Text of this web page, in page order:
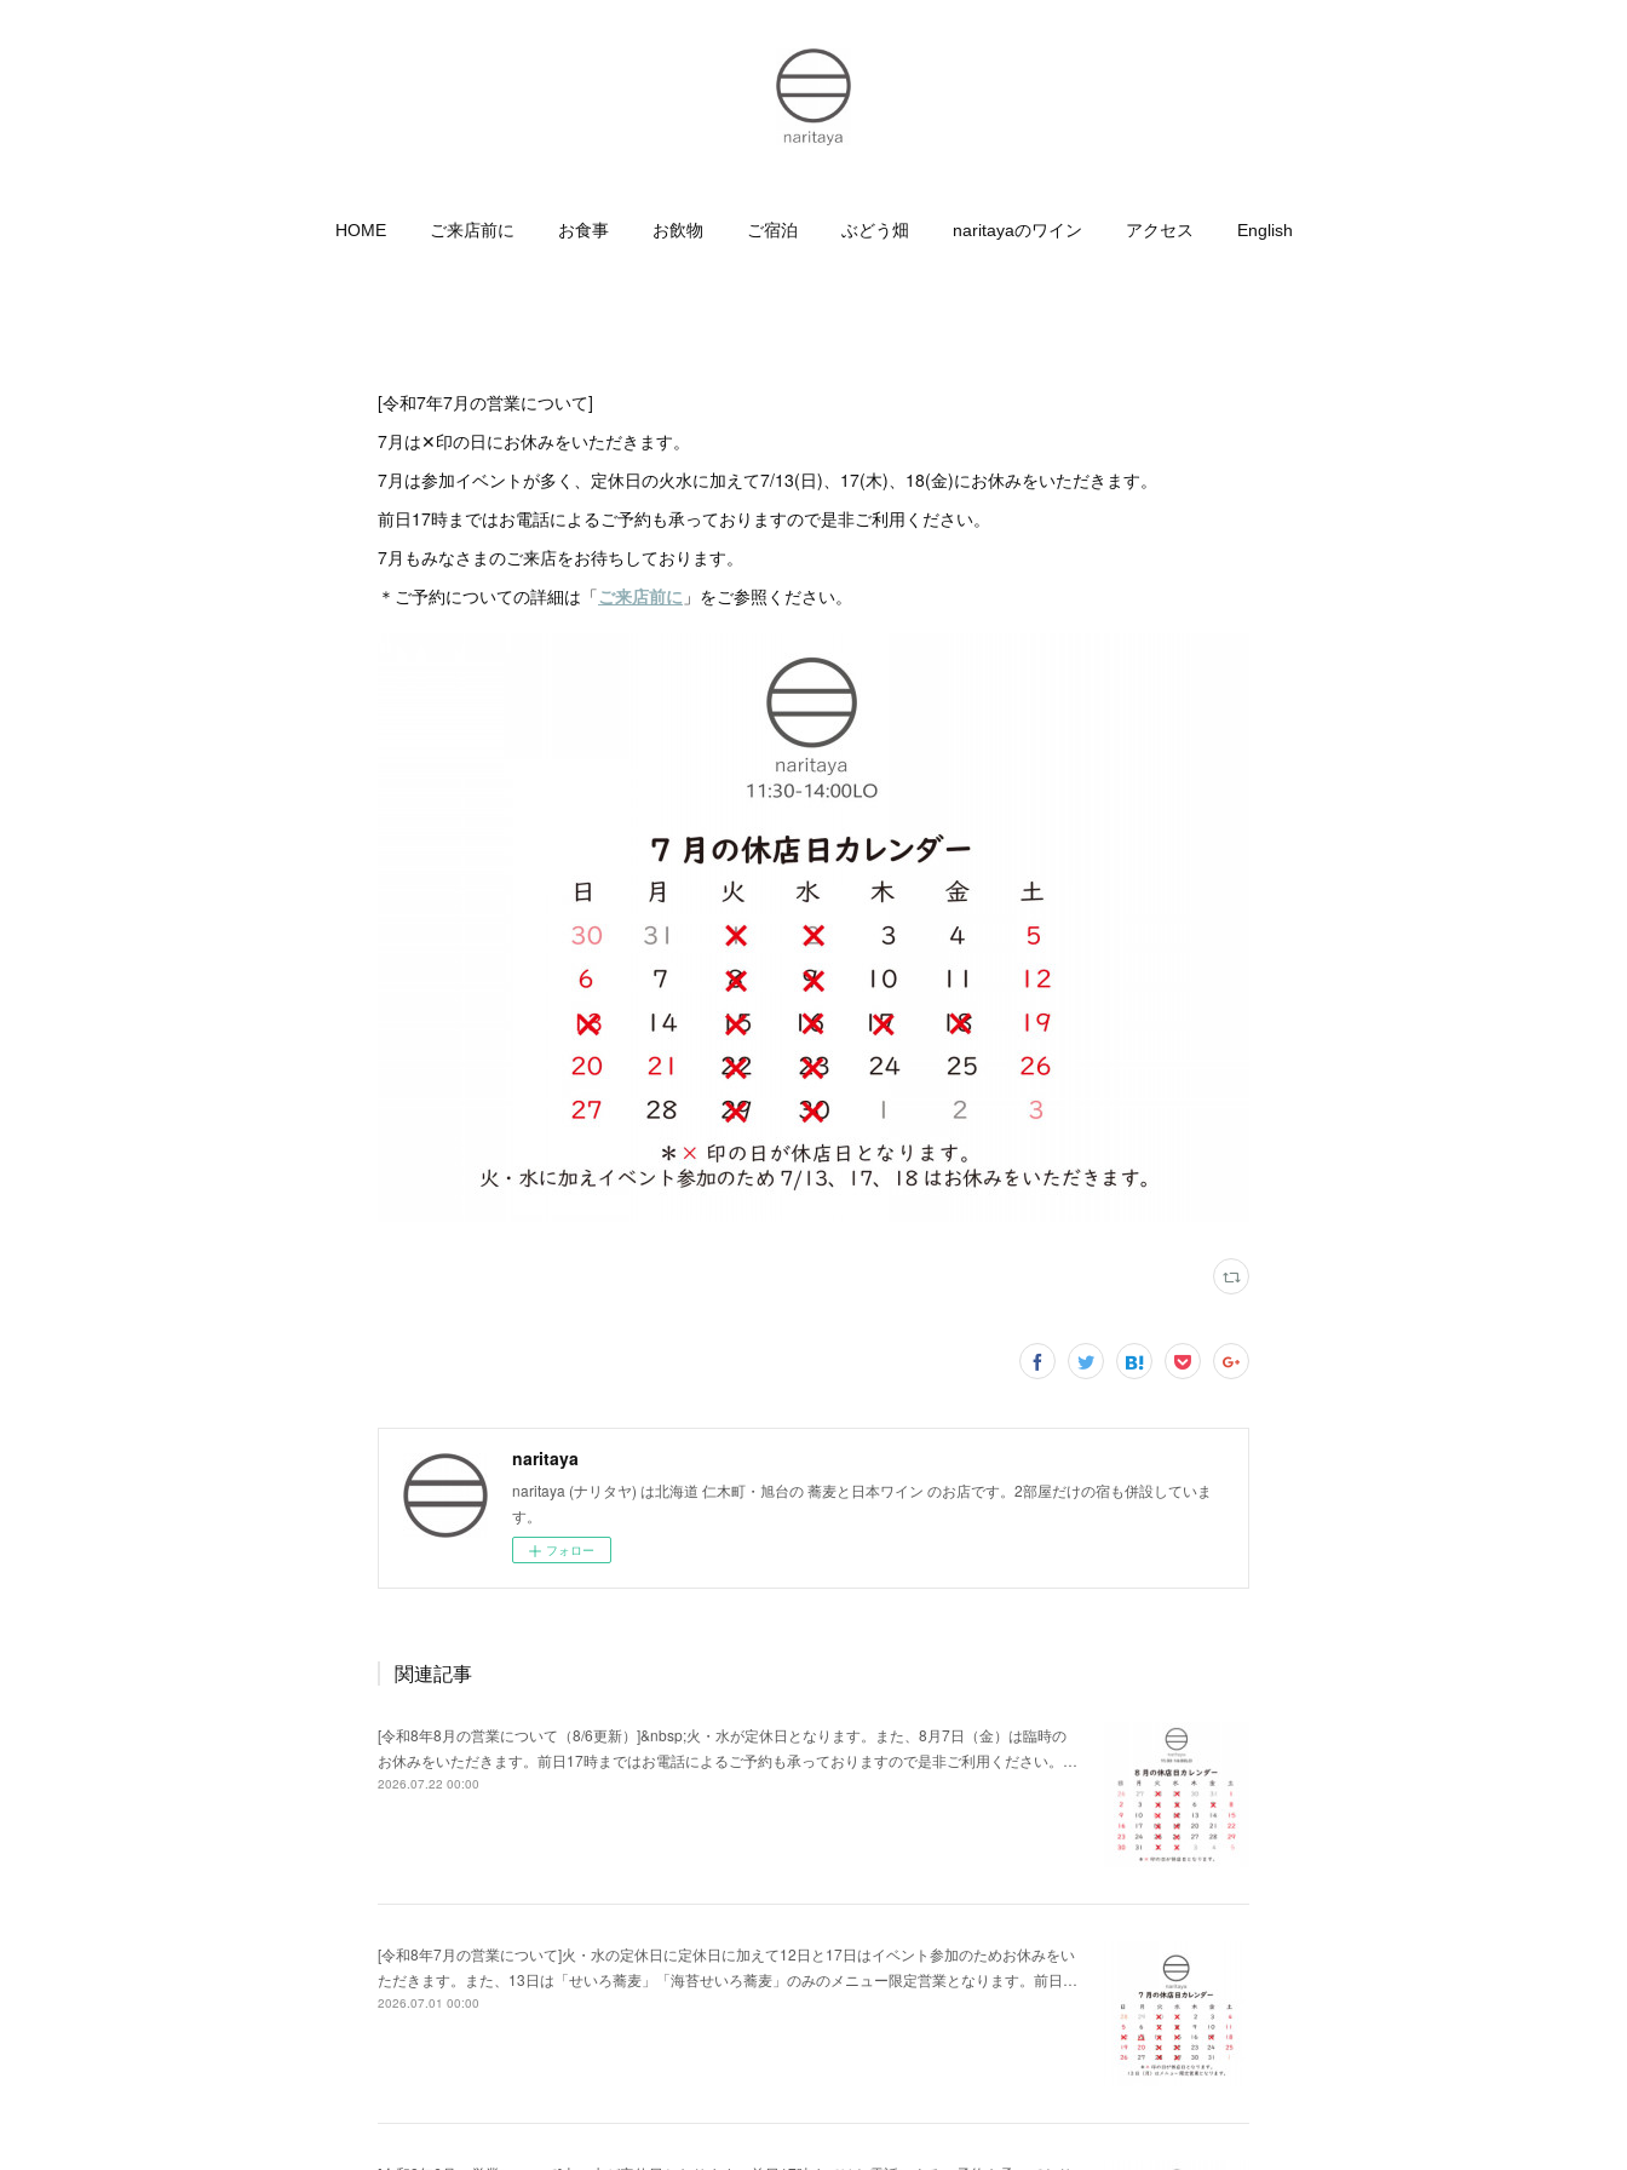
HOME ご来店前に お食事 お飲物 ご宿泊 ぶどう畑 naritayaのワイン アクセス English
[令和7年7月の営業について]
7月は✕印の日にお休みをいただきます。
7月は参加イベントが多く、定休日の火水に加えて7/13(日)、17(木)、18(金)にお休みをいただきます。
前日17時まではお電話によるご予約も承っておりますので是非ご利用ください。
7月もみなさまのご来店をお待ちしております。
＊ご予約についての詳細は「ご来店前に 」をご参照ください。
naritaya
naritaya (ナリタヤ) は北海道 仁木町・旭台の 蕎麦と日本ワイン のお店です。2部屋だけの宿も併設していま
す。
フォロー
関連記事
[令和8年8月の営業について（8/6更新）]&nbsp;火・水が定休日となります。また、8月7日（金）は臨時の
お休みをいただきます。前日17時まではお電話によるご予約も承っておりますので是非ご利用ください。…
2026.07.22 00:00
[令和8年7月の営業について]火・水の定休日に定休日に加えて12日と17日はイベント参加のためお休みをい
ただきます。また、13日は「せいろ蕎麦」「海苔せいろ蕎麦」のみのメニュー限定営業となります。前日…
2026.07.01 00:00